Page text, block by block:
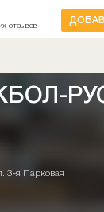
отзывов
3-я Парковая